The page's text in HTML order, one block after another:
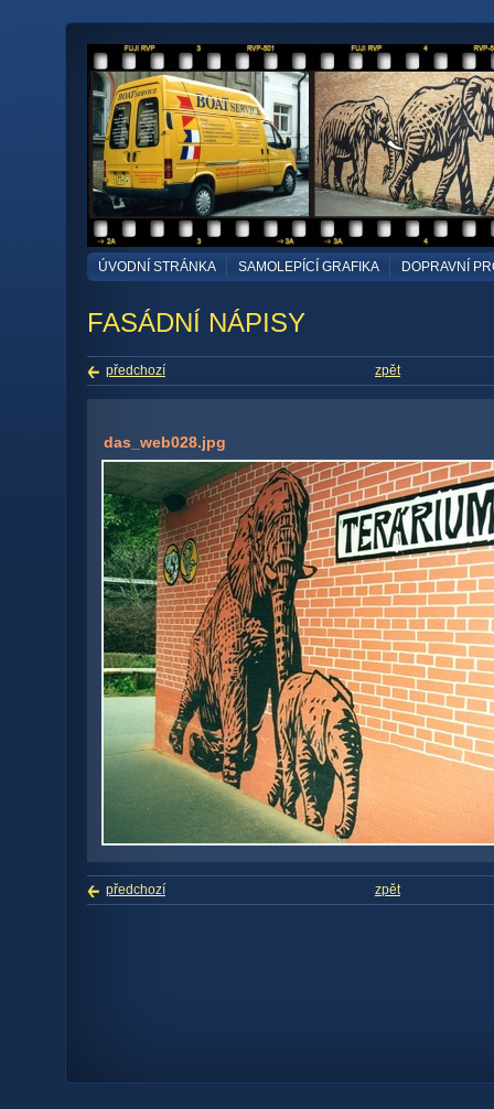
ÚVODNÍ STRÁNKA SAMOLEPÍCÍ GRAFIKA DOPRAVNÍ
FASÁDNÍ NÁPISY
předchozí zpět
das_web028.jpg
předchozí zpět